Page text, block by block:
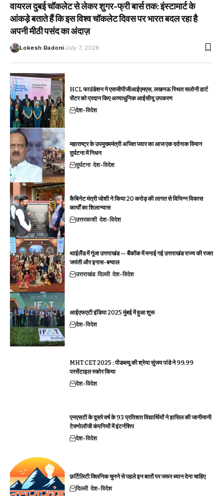
वायरल दुबई चॉकलेट से लेकर शुगर-फ्री बार्स तक: इंस्टामार्ट के
आंकड़े बताते हैं कि इस विश्व चॉकलेट दिवस पर भारत बदल रहा है
अपनी मीठी पसंद का अंदाज़
Lokesh Badoni July 7, 2026
HCL फाउंडेशन ने एसजीपीजीआईएमएस, लखनऊ स्थित सलोनी हार्ट
सेंटर को प्रदान किए अत्याधुनिक आईसीयू उपकरण
देश-विदेश
महाराष्ट्र के उपमुख्यमंत्री अजित पवार का आज एक दर्दनाक विमान
दुर्घटना में निधन
दुर्घटना देश-विदेश
कैबिनेट मंत्री जोशी ने किया 20 करोड़ की लागत से विभिन्न विकास
कार्यों का शिलान्यास
उत्तरकाशी देश-विदेश
थाईलैंड में गूंजा उत्तराखंड — बैंकॉक में मनाई गई उत्तराखंड राज्य की रजत
जयंती और इगास-बग्वाल
उत्तराखंड दिल्ली देश-विदेश
आईएफएटी इंडिया 2025 मुंबई में हुआ शुरू
देश-विदेश
MHT CET 2025 : पीडब्ल्यू की श्रेया सुंजय पांडे ने 99.99
परसेंटाइल स्कोर किया
देश-विदेश
एनएसटी के दूसरे वर्ष के 93 प्रतिशत विद्यार्थियों ने हासिल की जानीमानी
टेक्नोलॉजी कंपनियों में इंटर्नशिप
देश-विदेश
फ़र्टिलिटी क्लिनिक चुनने से पहले इन बातों पर जरूर ध्यान देना चाहिए
दिल्ली देश-विदेश